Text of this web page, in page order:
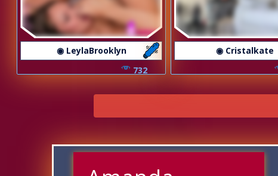
◉ LeylaBrooklyn
732
◉ Cristalkate